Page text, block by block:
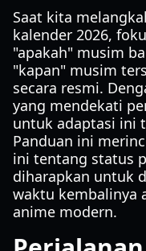
Saat kita
kalender 2026,
"apakah" musim
"kapan" musim
secara resmi.
yang mendekati
untuk adaptasi ini
Panduan ini
ini tentang status
diharapkan untuk
waktu kembalinya
anime modern.